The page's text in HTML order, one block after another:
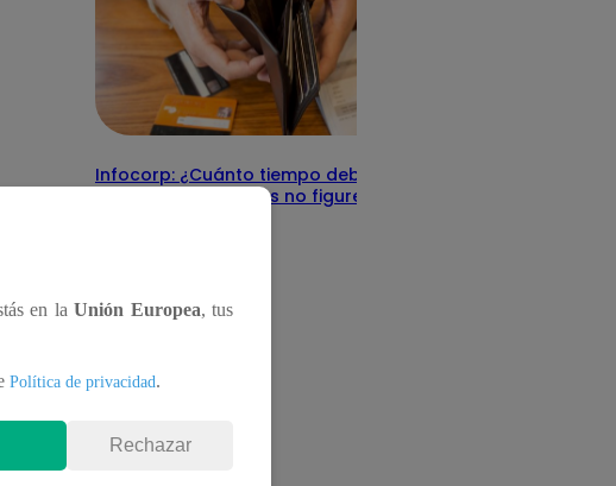
Infocorp: ¿Cuánto tiempo debe pasar
para que tus deudas no figuren en su
en laUnión Europea, tus
Política de privacidad.
Rechazar